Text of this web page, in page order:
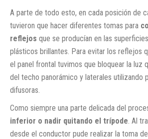
A parte de todo esto, en cada posición de
tuvieron que hacer diferentes tomas para
reflejos que se producían en las
plásticos brillantes. Para evitar los reflejos
el panel frontal tuvimos que bloquear la luz
del techo panorámico y laterales utilizando
difusoras.
Como siempre una parte delicada del
inferior o nadir quitando el trípode . Al
desde el conductor pude realizar la toma